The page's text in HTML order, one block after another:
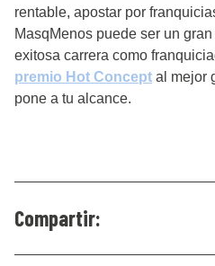
rentable, apostar por
MasqMenos puede ser un
exitosa carrera como
premio Hot Concept al mejor
pone a tu alcance.
Compartir: